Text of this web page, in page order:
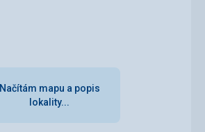
Načítám mapu a popis
lokality...